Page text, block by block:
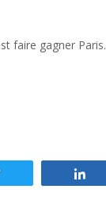
faire gagner Paris.